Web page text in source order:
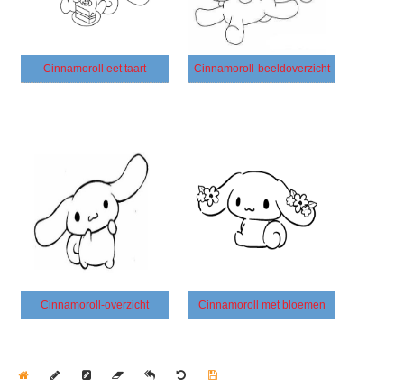
Cinnamoroll eet taart Cinnamoroll-beeldoverzicht
Cinnamoroll-overzicht Cinnamoroll met bloemen